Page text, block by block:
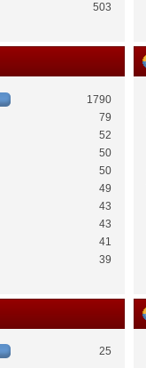
503
1790
79
52
50
50
49
43
43
41
39
25